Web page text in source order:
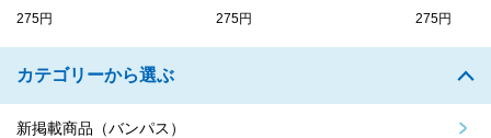
275円
275円
275円
カテゴリーから選ぶ
新掲載商品（バンパス）